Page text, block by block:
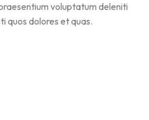
voluptatum deleniti
quos dolores et quas.